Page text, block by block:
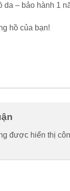
da – bảo hành 1
hồ của bạn!
được hiển thị